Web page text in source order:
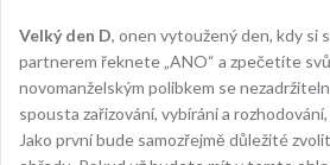
Velký den D, onen vytoužený den, kdy si
partnerem řeknete „ANO“ a zpečetíte
novomanželským polibkem se
spousta zařizování, vybírání a
Jako první bude samozřejmě důležité